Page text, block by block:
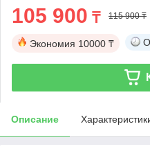
105 900 ₸ 115 900 ₸
Экономия 10000 ₸
Описание